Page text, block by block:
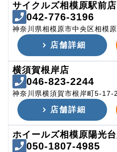
サイクルズ相模原駅前店
042-776-3196
神奈川県相模原市中央区相模
店舗詳細
横須賀根岸店
046-823-2244
神奈川県横須賀市根岸町5-17-
店舗詳細
ホイールズ相模原陽光
050-1807-4985